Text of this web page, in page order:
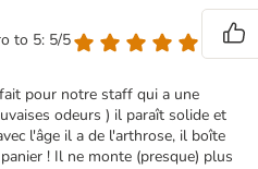
to 5: 5/5
pour notre staff qui a une
odeurs ) il paraît solide et
l'âge il a de l'arthrose, il boîte
! Il ne monte (presque) plus